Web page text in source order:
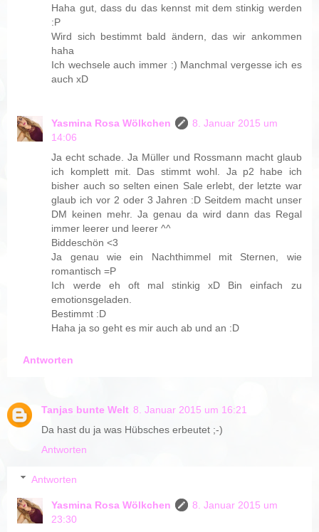
Haha gut, dass du das kennst mit dem stinkig werden
:P
Wird sich bestimmt bald ändern, das wir ankommen
haha
Ich wechsele auch immer :) Manchmal vergesse ich es
auch xD
Yasmina Rosa Wölkchen
8. Januar 2015 um
14:06
Ja echt schade. Ja Müller und Rossmann macht glaub
ich komplett mit. Das stimmt wohl. Ja p2 habe ich
bisher auch so selten einen Sale erlebt, der letzte war
glaub ich vor 2 oder 3 Jahren :D Seitdem macht unser
DM keinen mehr. Ja genau da wird dann das Regal
immer leerer und leerer ^^
Biddeschön <3
Ja genau wie ein Nachthimmel mit Sternen, wie
romantisch =P
Ich werde eh oft mal stinkig xD Bin einfach zu
emotionsgeladen.
Bestimmt :D
Haha ja so geht es mir auch ab und an :D
Antworten
Tanjas bunte Welt 8. Januar 2015 um 16:21
Da hast du ja was Hübsches erbeutet ;-)
Antworten
Antworten
Yasmina Rosa Wölkchen
8. Januar 2015 um
23:30